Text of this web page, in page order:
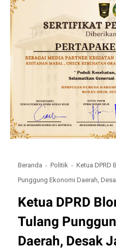
Beranda Politik
Ketua DPRD
Punggung Ekonomi Daerah,
Ketua DPRD
Tulang
Daerah, Desak